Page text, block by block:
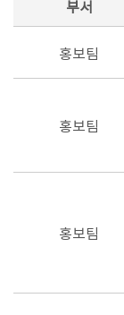
부서
홍보팀
홍보팀
홍보팀